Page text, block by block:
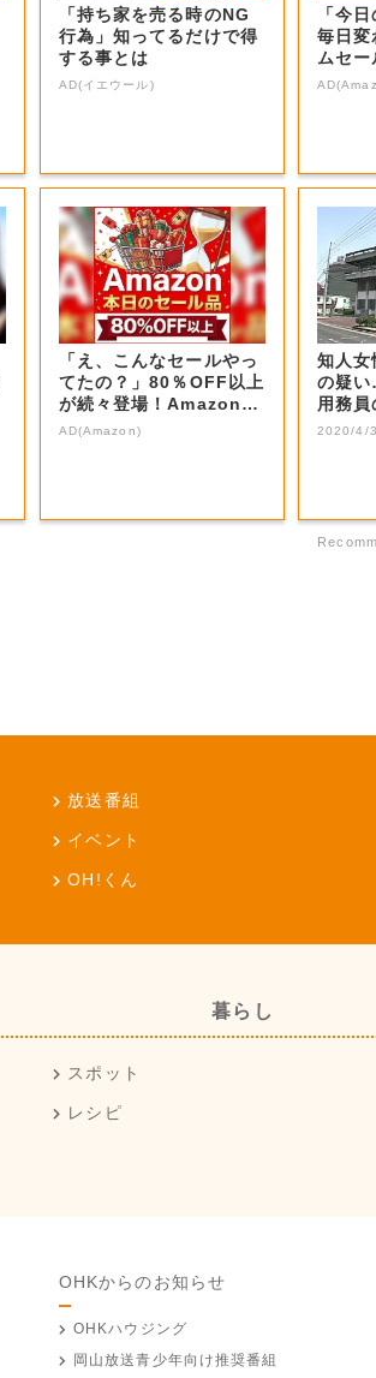
「持ち家を売る時のNG
行為」知ってるだけで得
する事とは
AD(イエウール)
「今
毎日
ムセ
「え、こんなセールやっ
てたの？」80％OFF以上
が続々登場！Amazonの
本気が...
AD(Amazon)
知人女
の疑
用務員
観音寺
2020/4/
放送番組
イベント
OH!くん
暮らし
スポット
レシピ
OHKからのお知らせ
OHKハウジング
岡山放送青少年向け推奨番組